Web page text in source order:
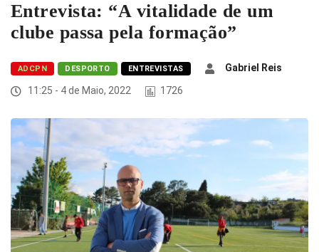
Entrevista: “A vitalidade de um
clube passa pela formação”
ADCPN DESPORTO ENTREVISTAS
Gabriel Reis
11:25 - 4 de Maio, 2022
1726